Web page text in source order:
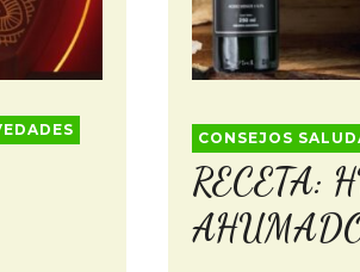
CONSEJOS
RECETA: